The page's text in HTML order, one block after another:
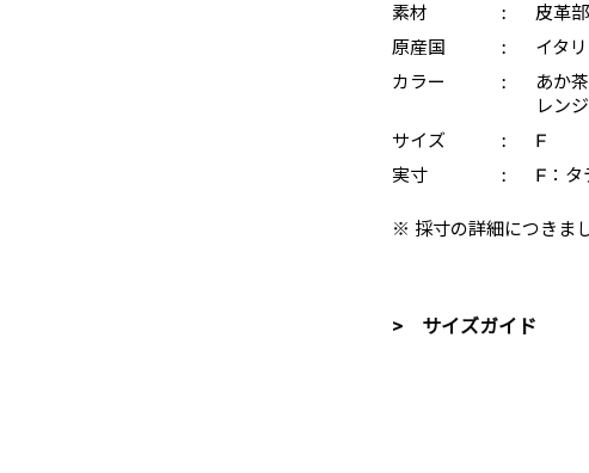
素材
:
皮革
原産国
:
イタ
カラー
:
あか
レン
サイズ
:
F
実寸
: F：タ
※ 採寸の詳細につきま
> サイズガイド